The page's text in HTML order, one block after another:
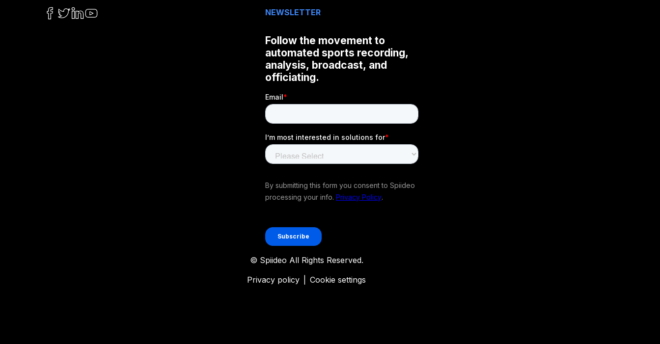
NEWSLETTER
© Spiideo All Rights Reserved.
Privacy policy
Cookie settings